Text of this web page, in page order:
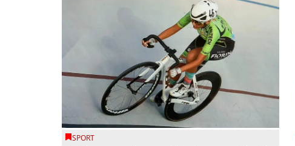
SPORT